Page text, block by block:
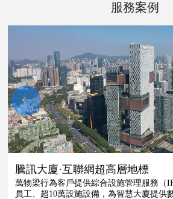
對所服務的不動產公共區域提供物業管理
服務、前期物業顧問、大堂禮賓服務。除
開發商行銷為目標，適應地產開發商客戶
業務需求，通過標準化、精細化的管理，
中心管理服務。
服務案例
騰訊大廈·互聯網超高層地標
萬物梁行為客戶提供綜合設施管理服務（
員工、超10萬設施設備，為智慧大廈提供